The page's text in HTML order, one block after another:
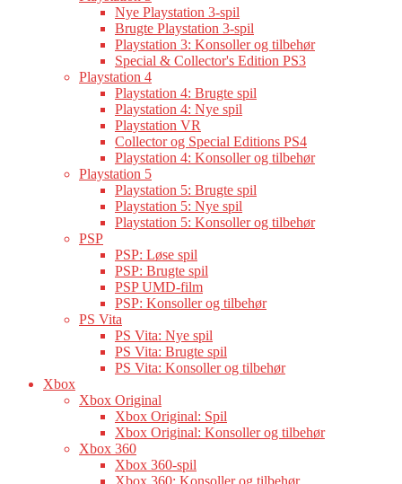
Nye Playstation 3-spil
Brugte Playstation 3-spil
Playstation 3: Konsoller og tilbehør
Special & Collector's Edition PS3
Playstation 4
Playstation 4: Brugte spil
Playstation 4: Nye spil
Playstation VR
Collector og Special Editions PS4
Playstation 4: Konsoller og tilbehør
Playstation 5
Playstation 5: Brugte spil
Playstation 5: Nye spil
Playstation 5: Konsoller og tilbehør
PSP
PSP: Løse spil
PSP: Brugte spil
PSP UMD-film
PSP: Konsoller og tilbehør
PS Vita
PS Vita: Nye spil
PS Vita: Brugte spil
PS Vita: Konsoller og tilbehør
Xbox
Xbox Original
Xbox Original: Spil
Xbox Original: Konsoller og tilbehør
Xbox 360
Xbox 360-spil